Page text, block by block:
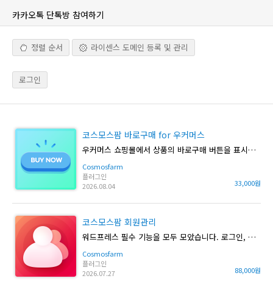
카카오톡 단톡방 참여하기
정렬 순서 라이센스 도메인 등록 및 관리
로그인
코스모스팜 바로구매 for 우커머스
우커머스 쇼핑몰에서 상품의 바로구매 버튼을 표시할 수 있습니다.
Cosmosfarm
플러그인
2026.08.04
33,000원
코스모스팜 회원관리
워드프레스 필수 기능을 모두 모았습니다. 로그인, 회원가입, 정기배송, 정기구독, 정기결제, 소셜로그인, SMS 문자 등 모든 기능이 포함된 플러그인입니다.
Cosmosfarm
플러그인
2026.07.27
88,000원